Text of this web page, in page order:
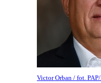
Victor Orban / fot.